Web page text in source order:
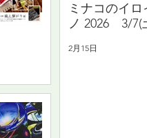
ミナコのイ
ノ 2026 3/7(
2月15日